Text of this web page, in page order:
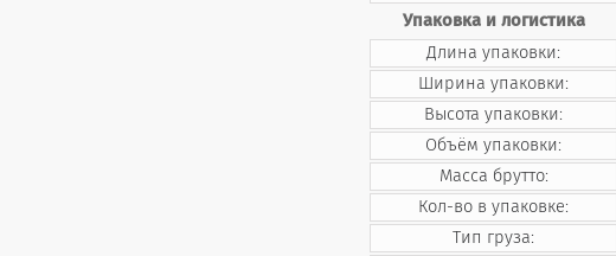
Упаковка и логистика
Длина упаковки:
Ширина упаковки:
Высота упаковки:
Объём упаковки:
Масса брутто:
Кол-во в упаковке:
Тип груза: